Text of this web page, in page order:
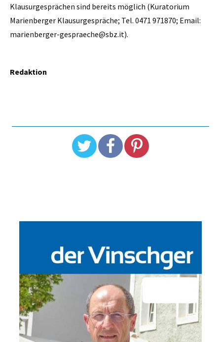
Klausurgesprächen sind bereits möglich (Kuratorium
Marienberger Klausurgespräche; Tel. 0471 971870; Email:
marienberger-gespraeche@sbz.it).
Redaktion